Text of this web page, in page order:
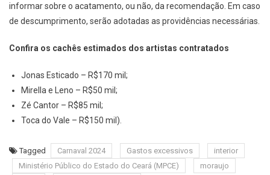
informar sobre o acatamento, ou não, da recomendação. Em caso
de descumprimento, serão adotadas as providências necessárias.
Confira os cachês estimados dos artistas contratados
Jonas Esticado – R$170 mil;
Mirella e Leno – R$50 mil;
Zé Cantor – R$85 mil;
Toca do Vale – R$150 mil).
Tagged Carnaval 2024 Gastos excessivos
interior
Ministério Público do Estado do Ceará (MPCE)
moraujo